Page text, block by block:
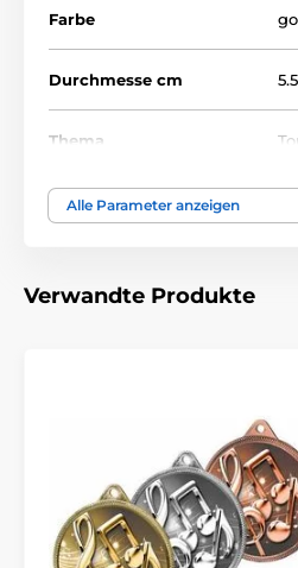
Farbe
Durchmesse cm 5.5
Thema
Auszeichnungstyp
Alle Parameter anzeigen
Verwandte Produkte